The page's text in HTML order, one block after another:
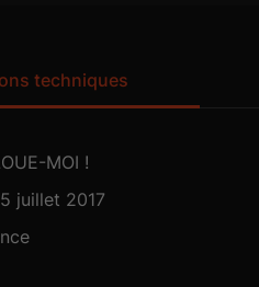
techniques
MOI !
5 juillet 2017
dans vos salles :